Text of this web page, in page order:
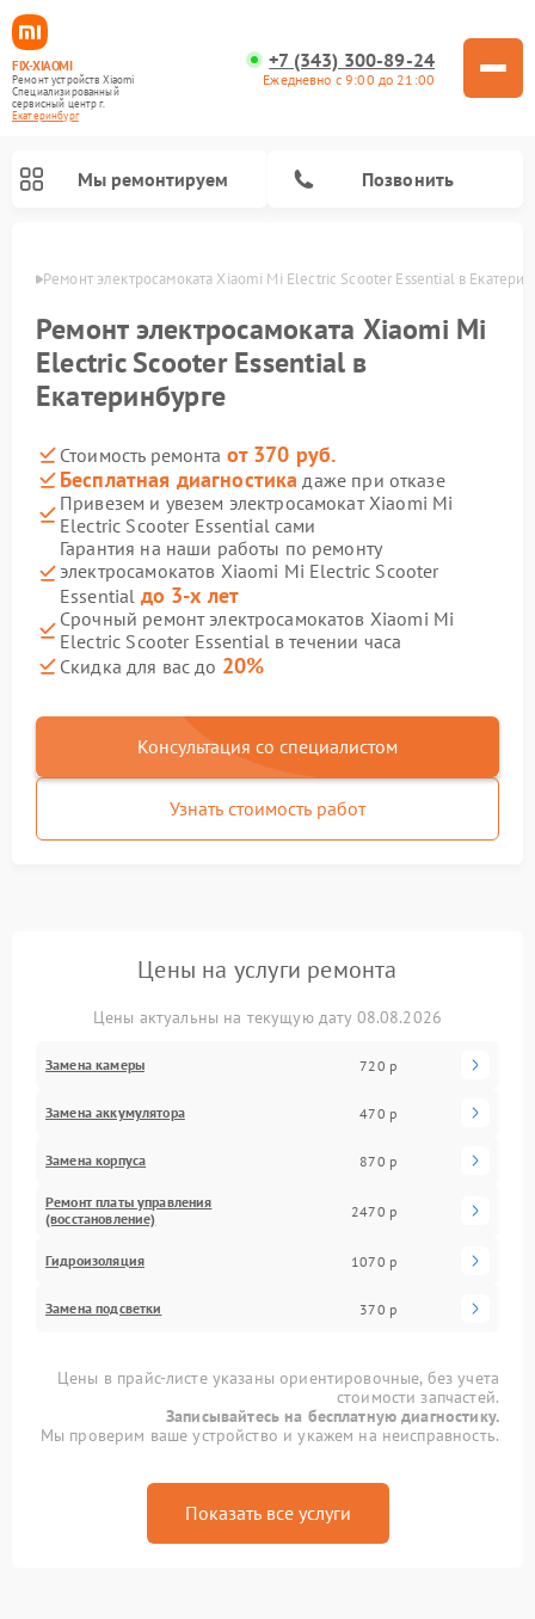
FIX-XIAOMI
Ремонт устройств Xiaomi
Специализированный
cервисный центр г.
Екатеринбург
+7 (343) 300-89-24
Ежедневно с 9:00 до 21:00
Мы ремонтируем Позвонить
Ремонт электросамоката Xiaomi Mi Electric Scooter Essential в
Ремонт электросамоката Xiaomi Mi
Electric Scooter Essential в
Екатеринбурге
Стоимость ремонта от 370 руб.
Бесплатная диагностика даже при отказе
Привезем и увезем электросамокат Xiaomi Mi
Electric Scooter Essential сами
Гарантия на наши работы по ремонту
электросамокатов Xiaomi Mi Electric Scooter
Essential до 3-х лет
Срочный ремонт электросамокатов Xiaomi Mi
Electric Scooter Essential в течении часа
Скидка для вас до 20%
Консультация со специалистом
Узнать стоимость работ
Цены на услуги ремонта
Цены актуальны на текущую дату 08.08.2026
Замена камеры 720 р
Замена аккумулятора 470 р
Замена корпуса 870 р
Ремонт платы управления
(восстановление)
2470 р
Гидроизоляция 1070 р
Замена подсветки 370 р
Цены в прайс-листе указаны ориентировочные, без учета
стоимости запчастей.
Записывайтесь на бесплатную диагностику.
Мы проверим ваше устройство и укажем на неисправность.
Показать все услуги